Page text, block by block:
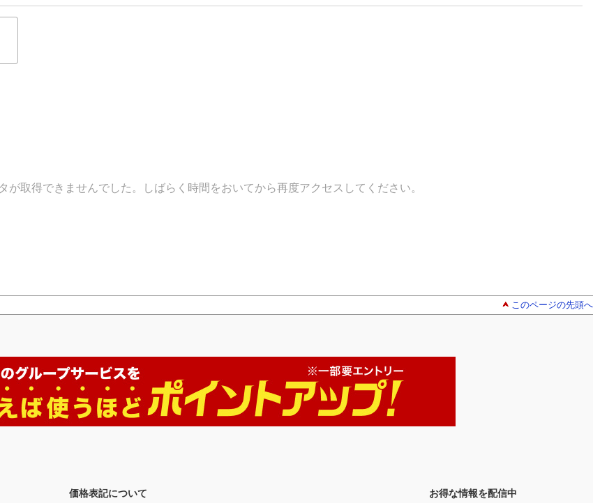
が取得できませんでした。しばらく時間をおいてから再度アクセスしてください。
このページの先頭へ
価格表記について お得な情報を配信中